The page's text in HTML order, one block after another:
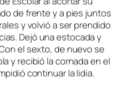
de frente y a pies juntos
y volvió a ser prendido
Dejó una estocada y
el sexto, de nuevo se
y recibió la cornada en el
continuar la lidia.